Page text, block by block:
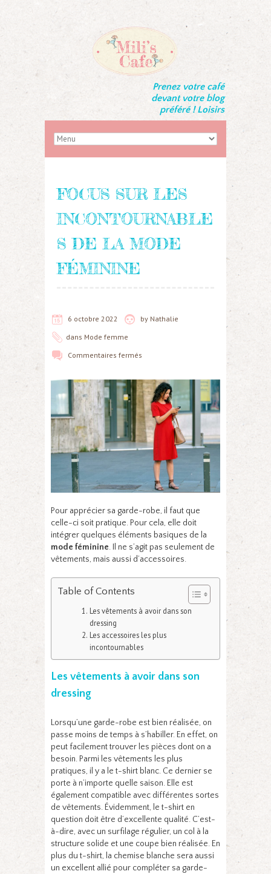
Prenez votre café
devant votre blog
préféré ! Loisirs
FOCUS SUR LES
INCONTOURNABLE
S DE LA MODE
FÉMININE
6 octobre 2022 by Nathalie
dans Mode femme
Commentaires fermés
Pour apprécier sa garde-robe, il faut que
celle-ci soit pratique. Pour cela, elle doit
intégrer quelques éléments basiques de la
mode féminine. Il ne s’agit pas seulement de
vêtements, mais aussi d’accessoires.
Table of Contents
Les vêtements à avoir dans son
dressing
Les accessoires les plus
incontournables
Les vêtements à avoir dans son
dressing
Lorsqu’une garde-robe est bien réalisée, on
passe moins de temps à s’habiller. En effet, on
peut facilement trouver les pièces dont on a
besoin. Parmi les vêtements les plus
pratiques, il y a le t-shirt blanc. Ce dernier se
porte à n’importe quelle saison. Elle est
également compatible avec différentes sortes
de vêtements. Évidemment, le t-shirt en
question doit être d’excellente qualité. C’est-
à-dire, avec un surfilage régulier, un col à la
structure solide et une coupe bien réalisée. En
plus du t-shirt, la chemise blanche sera aussi
un excellent allié pour compléter sa garde-